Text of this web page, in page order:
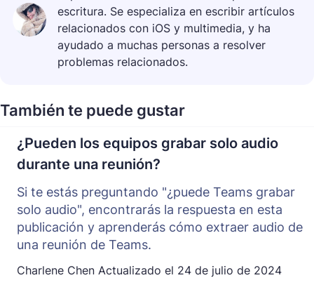
escritura. Se especializa en escribir artículos
relacionados con iOS y multimedia, y ha
ayudado a muchas personas a resolver
problemas relacionados.
También te puede gustar
¿Pueden los equipos grabar solo audio
durante una reunión?
Si te estás preguntando "¿puede Teams grabar
solo audio", encontrarás la respuesta en esta
publicación y aprenderás cómo extraer audio de
una reunión de Teams.
Charlene Chen Actualizado el 24 de julio de 2024